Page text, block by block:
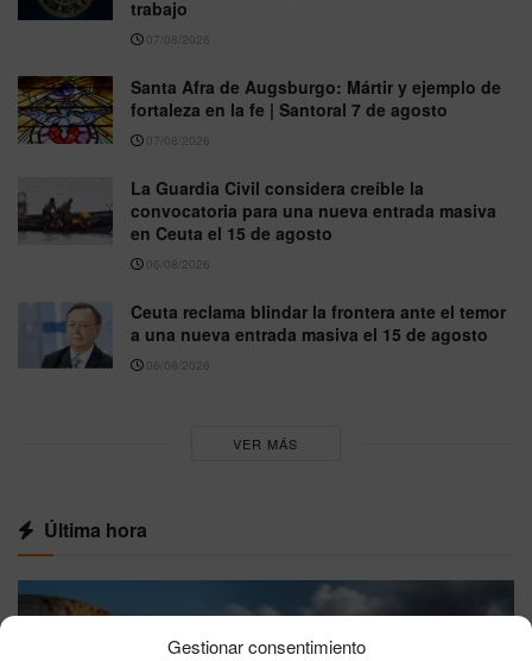
Gestionar consentimiento
trabajo
07/08/2026
Santa Afra de Augsburgo: Mártir y ejemplo de
fortaleza en la fe | Santoral 7 de agosto
07/08/2026
La Guardia Civil considera creíble la
convocatoria para una nueva entrada masiva
en Ceuta el 15 de agosto
06/08/2026
Ceuta reclama blindar la frontera ante el temor
a una nueva entrada masiva el 15 de agosto
06/08/2026
VER MÁS
Última hora